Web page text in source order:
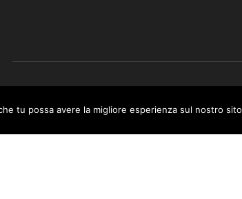
continuing to use this website you are giving
tu possa avere la migliore esperienza sul nostro